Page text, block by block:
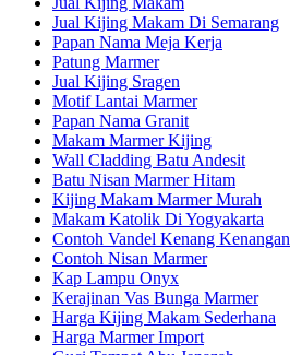
Jual Kijing Makam Di Semarang
Papan Nama Meja Kerja
Patung Marmer
Jual Kijing Sragen
Motif Lantai Marmer
Papan Nama Granit
Makam Marmer Kijing
Wall Cladding Batu Andesit
Batu Nisan Marmer Hitam
Kijing Makam Marmer Murah
Makam Katolik Di Yogyakarta
Contoh Vandel Kenang Kenangan
Contoh Nisan Marmer
Kap Lampu Onyx
Kerajinan Vas Bunga Marmer
Harga Kijing Makam Sederhana
Harga Marmer Import